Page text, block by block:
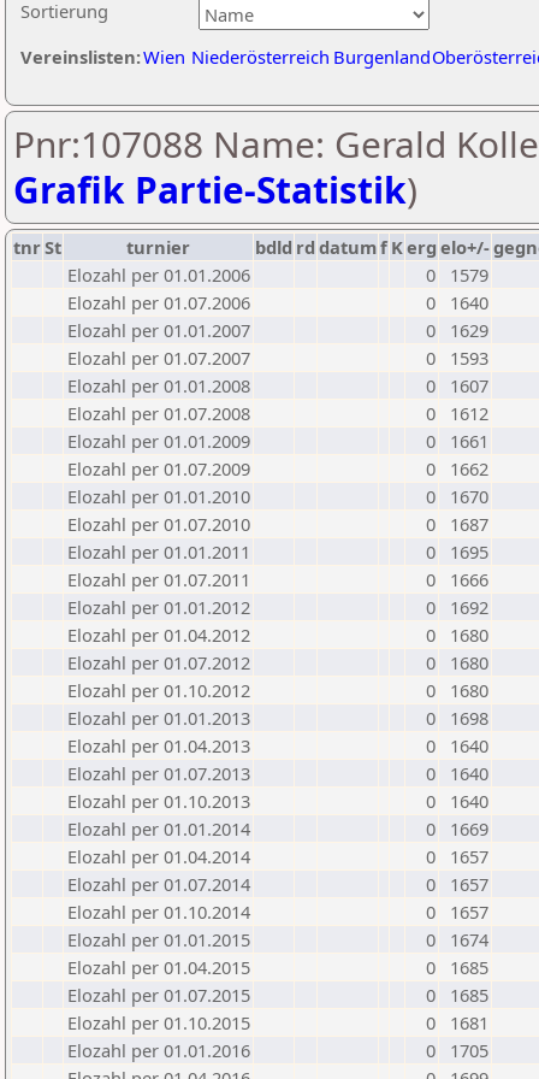
Sortierung
Vereinslisten:Wien Niederösterreich Burgenland
Pnr:107088 Name: Gerald
Grafik Partie-Statistik)
tnrSt turnier bdld rd datumf Kerg elo+/-
Elozahl per 01.01.2006
0
1579
Elozahl per 01.07.2006
0
1640
Elozahl per 01.01.2007
0
1629
Elozahl per 01.07.2007
0
1593
Elozahl per 01.01.2008
0
1607
Elozahl per 01.07.2008
0
1612
Elozahl per 01.01.2009
0
1661
Elozahl per 01.07.2009
0
1662
Elozahl per 01.01.2010
0
1670
Elozahl per 01.07.2010
0
1687
Elozahl per 01.01.2011
0
1695
Elozahl per 01.07.2011
0
1666
Elozahl per 01.01.2012
0
1692
Elozahl per 01.04.2012
0
1680
Elozahl per 01.07.2012
0
1680
Elozahl per 01.10.2012
0
1680
Elozahl per 01.01.2013
0
1698
Elozahl per 01.04.2013
0
1640
Elozahl per 01.07.2013
0
1640
Elozahl per 01.10.2013
0
1640
Elozahl per 01.01.2014
0
1669
Elozahl per 01.04.2014
0
1657
Elozahl per 01.07.2014
0
1657
Elozahl per 01.10.2014
0
1657
Elozahl per 01.01.2015
0
1674
Elozahl per 01.04.2015
0
1685
Elozahl per 01.07.2015
0
1685
Elozahl per 01.10.2015
0
1681
Elozahl per 01.01.2016
0
1705